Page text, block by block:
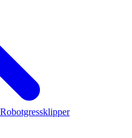
Robotgressklipper